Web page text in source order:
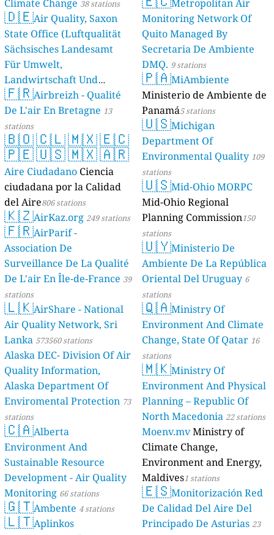
Climate Change 38 stations
🇩🇪Air Quality, Saxon
State Office (Luftqualität
Sächsisches Landesamt
Für Umwelt,
Landwirtschaft Und
Geologie) 50 stations
🇫🇷Airbreizh - Qualité
De L'air En Bretagne 13
stations
🇧🇴🇨🇱🇲🇽🇪🇨
🇵🇪🇺🇸🇲🇽🇦🇷
Aire Ciudadano Ciencia
ciudadana por la Calidad
del Aire806 stations
🇰🇿AirKaz.org 249 stations
🇫🇷AirParif -
Association De
Surveillance De La Qualité
De L'air En Île-de-France 39
stations
🇱🇰AirShare - National
Air Quality Network, Sri
Lanka 573560 stations
Alaska DEC- Division Of Air
Quality Information,
Alaska Department Of
Enviromental Protection 73
stations
🇨🇦Alberta
Environment And
Sustainable Resource
Development - Air Quality
Monitoring 66 stations
🇬🇹Ambente 4 stations
🇱🇹Aplinkos
Metropolitan Air
Monitoring Network Of
Quito Managed By
Secretaria De Ambiente
DMQ. 9 stations
🇵🇦MiAmbiente
Ministerio de Ambiente de
Panamá5 stations
🇺🇸Michigan
Department Of
Environmental Quality 109
stations
🇺🇸Mid-Ohio MORPC
Mid-Ohio Regional
Planning Commission150
stations
🇺🇾Ministerio De
Ambiente De La República
Oriental Del Uruguay 6
stations
🇶🇦Ministry Of
Environment And Climate
Change, State Of Qatar 16
stations
🇲🇰Ministry Of
Environment And Physical
Planning – Republic Of
North Macedonia 22 stations
Moenv.mvMinistry of
Climate Change,
Environment and Energy,
Maldives1 stations
🇪🇸Monitorización Red
De Calidad Del Aire Del
Principado De Asturias 23